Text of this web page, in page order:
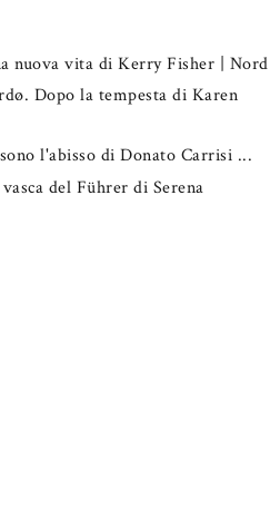
nuova vita di Kerry Fisher | Nord
Dopo la tempesta di Karen
l'abisso di Donato Carrisi ...
del Führer di Serena